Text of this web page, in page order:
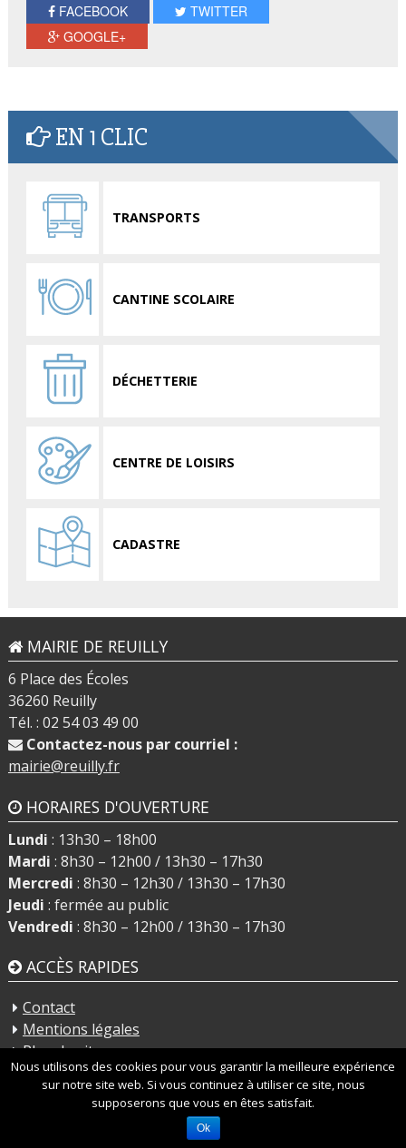
FACEBOOK
TWITTER
GOOGLE+
EN 1 CLIC
TRANSPORTS
CANTINE SCOLAIRE
DÉCHETTERIE
CENTRE DE LOISIRS
CADASTRE
MAIRIE DE REUILLY
6 Place des Écoles
36260 Reuilly
Tél. : 02 54 03 49 00
Contactez-nous par courriel :
mairie@reuilly.fr
HORAIRES D'OUVERTURE
Lundi : 13h30 – 18h00
Mardi : 8h30 – 12h00 / 13h30 – 17h30
Mercredi : 8h30 – 12h30 / 13h30 – 17h30
Jeudi : fermée au public
Vendredi : 8h30 – 12h00 / 13h30 – 17h30
ACCÈS RAPIDES
Contact
Mentions légales
Plan du site
Création et développement de site web : Agence
Nous utilisons des cookies pour vous garantir la meilleure expérience
sur notre site web. Si vous continuez à utiliser ce site, nous
supposerons que vous en êtes satisfait.
Ok